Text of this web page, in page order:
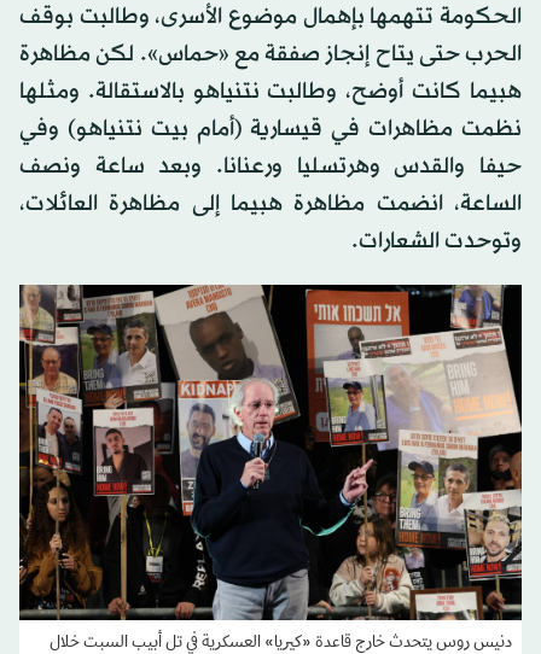
الحكومة تتهمها بإهمال موضوع الأسرى، وطالبت بوقف
الحرب حتى يتاح إنجاز صفقة مع «حماس». لكن مظاهرة
هبيما كانت أوضح، وطالبت نتنياهو بالاستقالة. ومثلها
نظمت مظاهرات في قيسارية (أمام بيت نتنياهو) وفي
حيفا والقدس وهرتسليا ورعنانا. وبعد ساعة ونصف
الساعة، انضمت مظاهرة هبيما إلى مظاهرة العائلات،
وتوحدت الشعارات.
دنيس روس يتحدث خارج قاعدة «كيريا» العسكرية في تل أبيب السبت خلال